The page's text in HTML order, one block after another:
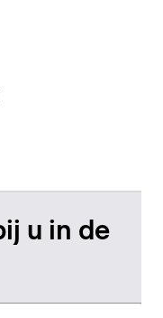
u in de